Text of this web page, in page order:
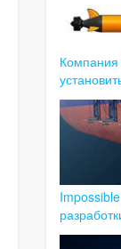
Компания